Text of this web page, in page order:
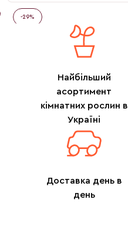
-29%
Найбільший
асортимент
кімнатних рослин в
Україні
Доставка день в
день